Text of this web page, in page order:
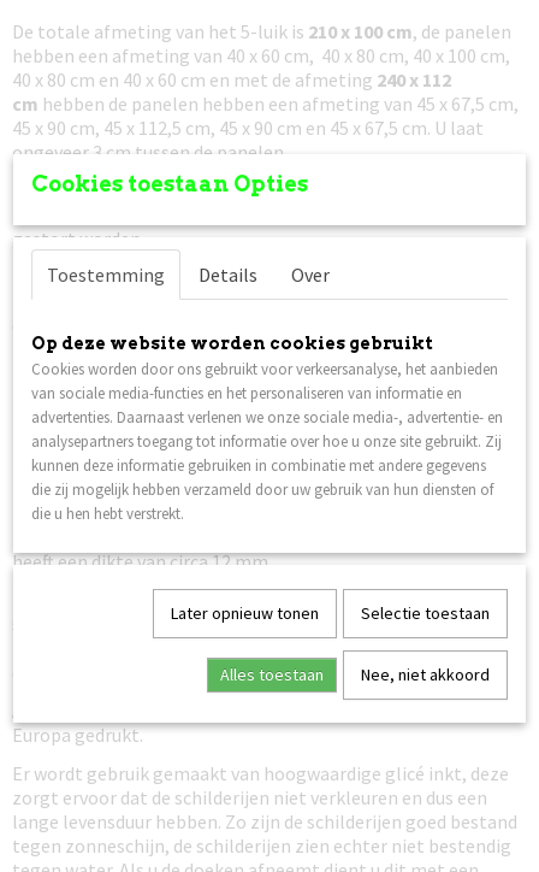
De totale afmeting van het 5-luik is 210 x 100 cm, de panelen
hebben een afmeting van 40 x 60 cm, 40 x 80 cm, 40 x 100 cm,
40 x 80 cm en 40 x 60 cm en met de afmeting 240 x 112
cm hebben de panelen hebben een afmeting van 45 x 67,5 cm,
45 x 90 cm, 45 x 112,5 cm, 45 x 90 cm en 45 x 67,5 cm. U laat
ongeveer 3 cm tussen de panelen.
Niet goed, geld terug!Mocht het canvas schilderij u niet
gestort worden.
Prijs is incl. verzendkosten, het pakket is verzekerd tegen
beschadiging en/of vermissing. In dat geval krijgt u van ons
Verzenden naar België is ook mogelijk, er worden ook hier geen
verzendkosten voor berekend. (andere Europese landen op
aanvraag).
Het schilderij Boeddha is leverbaar als 5-luik in de afmeting
210 x 100 cm en 240 x 112 cm.
De canvas doeken zijn gespannen om een houten frame en
heeft een dikte van circa 12 mm.
schilderij heeft een totaal gewicht van circa 4 kilogram.
Uiteraard is het ook mogelijk de schilderijen aan een haakje op
Alle schilderijen zijn van hoogwaardige kwaliteit en worden in
Europa gedrukt.
Er wordt gebruik gemaakt van hoogwaardige glicé inkt, deze
zorgt ervoor dat de schilderijen niet verkleuren en dus een
lange levensduur hebben. Zo zijn de schilderijen goed bestand
tegen zonneschijn, de schilderijen zien echter niet bestendig
Cookies toestaan Opties
Toestemming Details Over
Op deze website worden cookies gebruikt
Cookies worden door ons gebruikt voor verkeersanalyse, het aanbieden
van sociale media-functies en het personaliseren van informatie en
advertenties. Daarnaast verlenen we onze sociale media-, advertentie- en
analysepartners toegang tot informatie over hoe u onze site gebruikt. Zij
kunnen deze informatie gebruiken in combinatie met andere gegevens
die zij mogelijk hebben verzameld door uw gebruik van hun diensten of
die u hen hebt verstrekt.
Later opnieuw tonen Selectie toestaan
Alles toestaan Nee, niet akkoord